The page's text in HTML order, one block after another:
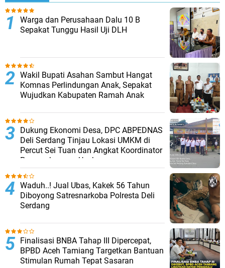
Warga dan Perusahaan Dalu 10 B
Sepakat Tunggu Hasil Uji DLH
Wakil Bupati Asahan Sambut Hangat
Komnas Perlindungan Anak, Sepakat
Wujudkan Kabupaten Ramah Anak
Dukung Ekonomi Desa, DPC ABPEDNAS
Deli Serdang Tinjau Lokasi UMKM di
Percut Sei Tuan dan Angkat Koordinator
Pengembangan Usaha
Waduh..! Jual Ubas, Kakek 56 Tahun
Diboyong Satresnarkoba Polresta Deli
Serdang
Finalisasi BNBA Tahap III Dipercepat,
BPBD Aceh Tamiang Targetkan Bantuan
Stimulan Rumah Tepat Sasaran